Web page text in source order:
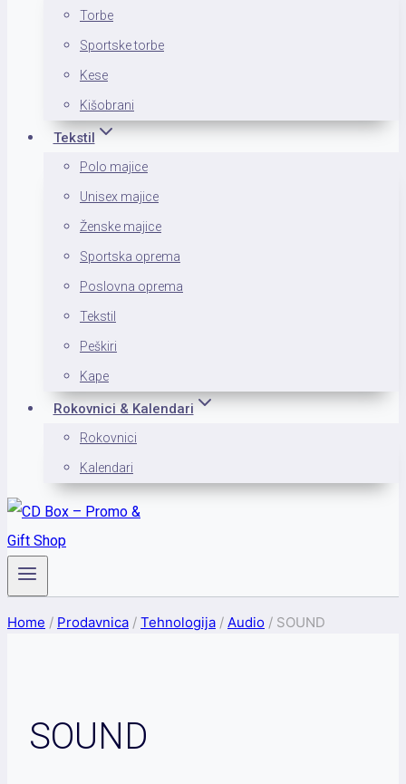
Torbe
Sportske torbe
Kese
Kišobrani
Tekstil
Polo majice
Unisex majice
Ženske majice
Sportska oprema
Poslovna oprema
Tekstil
Peškiri
Kape
Rokovnici & Kalendari
Rokovnici
Kalendari
Home / Prodavnica / Tehnologija / Audio / SOUND
SOUND